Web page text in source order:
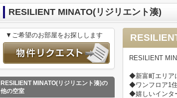
RESILIENT MINATO(リジリエント湊)
RESILIENT
◆新富町エリア
◆ワンフロア1
◆嬉しいインタ
▼ご希望のお部屋をお探しします
RESILIENT MINATO(リジリエント湊)の
他の空室